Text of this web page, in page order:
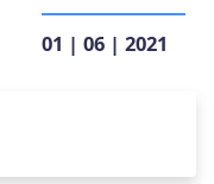
01 | 06 | 2021